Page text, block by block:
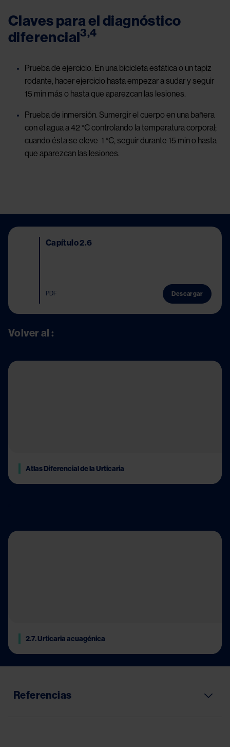
Claves para el diagnóstico
diferencial3,4
Prueba de ejercicio. En una bicicleta estática o un tapiz
rodante, hacer ejercicio hasta empezar a sudar y seguir
15 min más o hasta que aparezcan las lesiones.
Prueba de inmersión. Sumergir el cuerpo en una bañera
con el agua a 42 °C controlando la temperatura corporal;
cuando ésta se eleve 1 °C, seguir durante 15 min o hasta
que aparezcan las lesiones.
Capítulo 2.6
PDF Descargar
Volver al :
Atlas Diferencial de la Urticaria
2.7. Urticaria acuagénica
Referencias